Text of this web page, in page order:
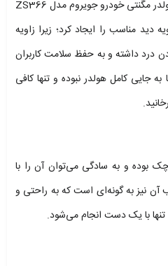
با این ساختار به راحتی می‌توان هولدر مگنتی خودرو جویروم مدل ZS366
دید مناسب را ایجاد کرد؛ زیرا زاویه
درد داشته و به حفظ سلامت کاربران
جایی کامل هولدر نبوده و تنها کافی
بوده و به سادگی می‌توان آن را با
نیز به گونه‌ای است که به راحتی و
تنها با یک دست انجام می‌شود.